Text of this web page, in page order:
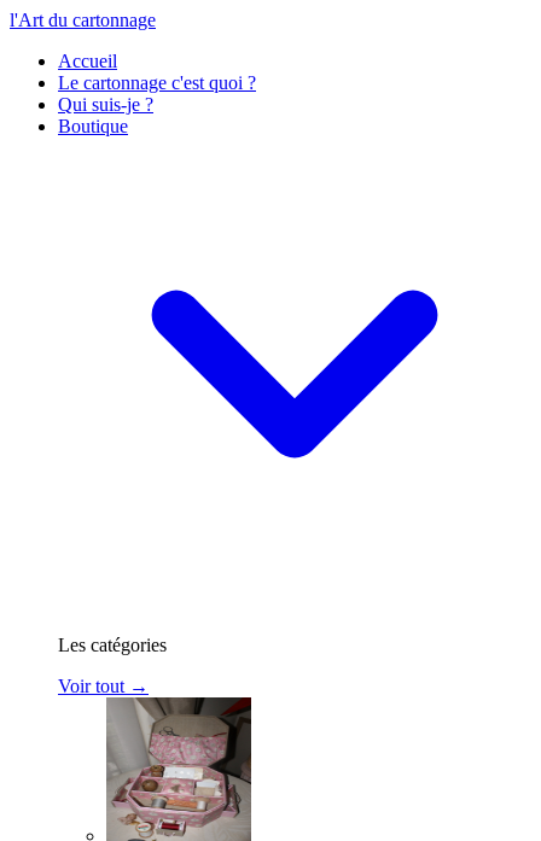
l'Art du cartonnage
Accueil
Le cartonnage c'est quoi ?
Qui suis-je ?
Boutique
Les catégories
Voir tout →